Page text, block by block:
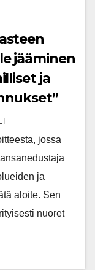
jääminen
ja
jossa
ja
aloite. Sen
nuoret